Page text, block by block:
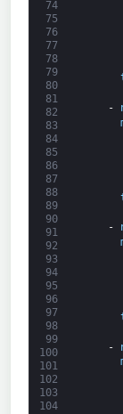
74
75
76
77
78
79
80
81
82
83
84
85
86
87
88
89
90
91
92
93
94
95
96
97
98
99
100
101
102
103
104
-
-
-